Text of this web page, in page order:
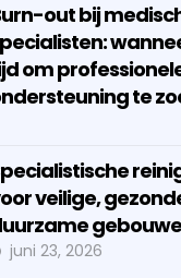
out bij
om
te
veilige,
juni 23, 2026